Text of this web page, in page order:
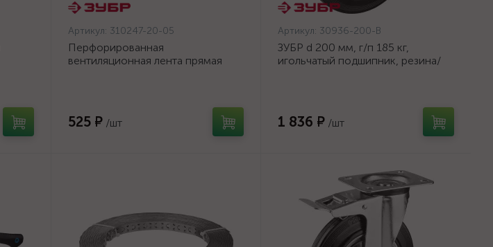
Артикул: 310247-20-05
Перфорированная
вентиляционная лента прямая
525 ₽ /шт
Артикул: 30936-200-B
ЗУБР d 200 мм, г/п 185 кг,
игольчатый подшипник, резина/
1 836 ₽ /шт